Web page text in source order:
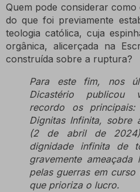
Quem pode considerar
do que foi previamente
teologia católica, cuja
orgânica, alicerçada na
construída sobre a ruptura?
Para este fim, nos
Dicastério publicou
recordo os
Dignitas Infinita, sobre
(2 de abril de
dignidade infinita de
gravemente ameaçada
pelas guerras em
que prioriza o lucro.